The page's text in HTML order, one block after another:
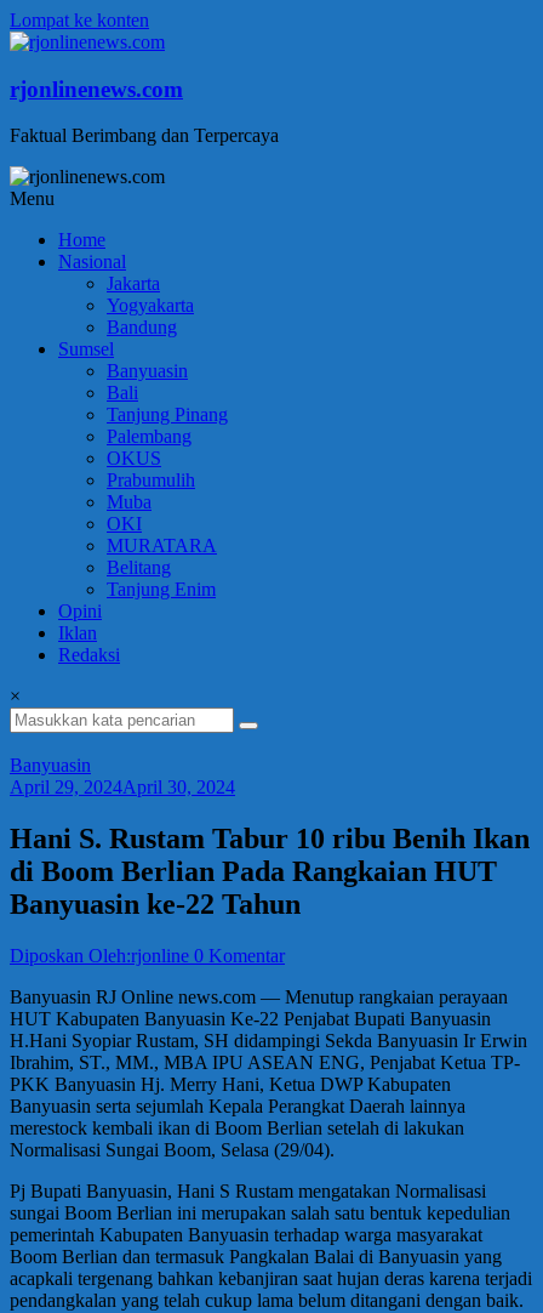
Lompat ke konten
rjonlinenews.com
Faktual Berimbang dan Terpercaya
Menu
Home
Nasional
Jakarta
Yogyakarta
Bandung
Sumsel
Banyuasin
Bali
Tanjung Pinang
Palembang
OKUS
Prabumulih
Muba
OKI
MURATARA
Belitang
Tanjung Enim
Opini
Iklan
Redaksi
×
Banyuasin
April 29, 2024April 30, 2024
Hani S. Rustam Tabur 10 ribu Benih Ikan
di Boom Berlian Pada Rangkaian HUT
Banyuasin ke-22 Tahun
Diposkan Oleh:rjonline 0 Komentar
Banyuasin RJ Online news.com — Menutup rangkaian perayaan
HUT Kabupaten Banyuasin Ke-22 Penjabat Bupati Banyuasin
H.Hani Syopiar Rustam, SH didampingi Sekda Banyuasin Ir Erwin
Ibrahim, ST., MM., MBA IPU ASEAN ENG, Penjabat Ketua TP-
PKK Banyuasin Hj. Merry Hani, Ketua DWP Kabupaten
Banyuasin serta sejumlah Kepala Perangkat Daerah lainnya
merestock kembali ikan di Boom Berlian setelah di lakukan
Normalisasi Sungai Boom, Selasa (29/04).
Pj Bupati Banyuasin, Hani S Rustam mengatakan Normalisasi
sungai Boom Berlian ini merupakan salah satu bentuk kepedulian
pemerintah Kabupaten Banyuasin terhadap warga masyarakat
Boom Berlian dan termasuk Pangkalan Balai di Banyuasin yang
acapkali tergenang bahkan kebanjiran saat hujan deras karena terjadi
pendangkalan yang telah cukup lama belum ditangani dengan baik.